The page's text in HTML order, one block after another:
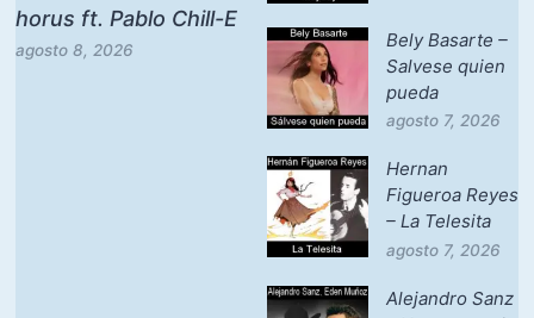
horus ft. Pablo Chill-E
agosto 8, 2026
Bely Basarte –
Salvese quien
pueda
agosto 7, 2026
Hernan
Figueroa Reyes
– La Telesita
agosto 7, 2026
Alejandro Sanz